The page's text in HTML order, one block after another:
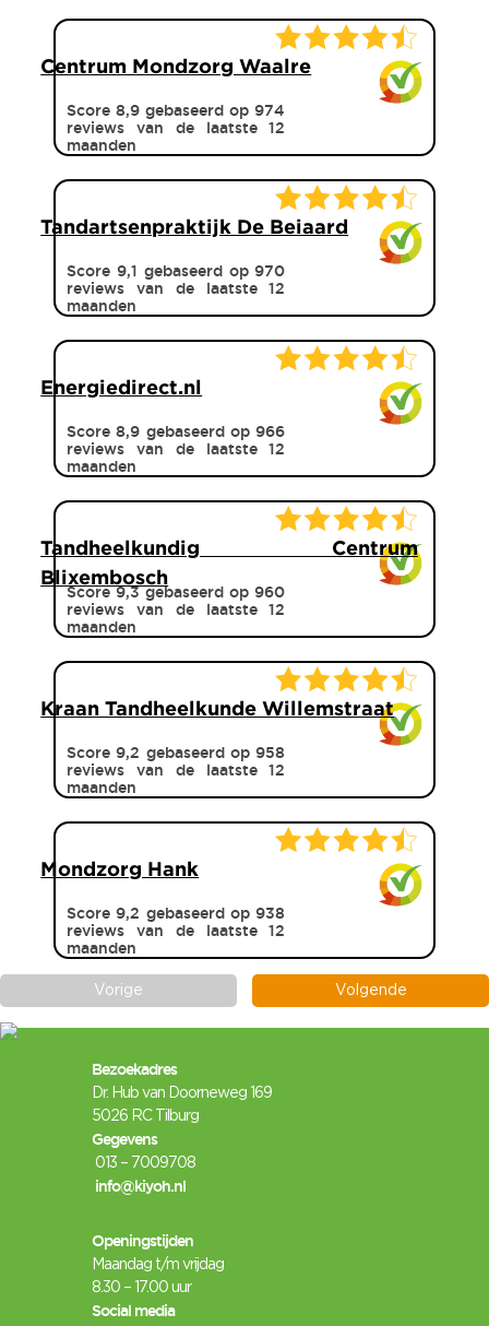
Centrum Mondzorg Waalre
Score 8,9 gebaseerd op 974
reviews van de laatste 12
maanden
Tandartsenpraktijk De Beiaard
Score 9,1 gebaseerd op 970
reviews van de laatste 12
maanden
Energiedirect.nl
Score 8,9 gebaseerd op 966
reviews van de laatste 12
maanden
Tandheelkundig Centrum
Blixembosch
Score 9,3 gebaseerd op 960
reviews van de laatste 12
maanden
Kraan Tandheelkunde Willemstraat
Score 9,2 gebaseerd op 958
reviews van de laatste 12
maanden
Mondzorg Hank
Score 9,2 gebaseerd op 938
reviews van de laatste 12
maanden
Vorige Volgende
Bezoekadres
Dr. Hub van Doorneweg 169
5026 RC Tilburg
Gegevens
013 – 7009708
info@kiyoh.nl
Openingstijden
Maandag t/m vrijdag
8.30 – 17.00 uur
Social media